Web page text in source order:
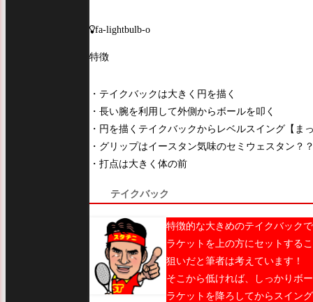
fa-lightbulb-o
特徴
・テイクバックは大きく円を描く
・長い腕を利用して外側からボールを叩く
・円を描くテイクバックからレベルスイング【ま
・グリップはイースタン気味のセミウェスタン？
・打点は大きく体の前
テイクバック
特徴的な大きめのテイクバック
ラケットを上の方にセットする
狙いだと筆者は考えています！
そこから低ければ、しっかりボ
ラケットを降ろしてからスイン